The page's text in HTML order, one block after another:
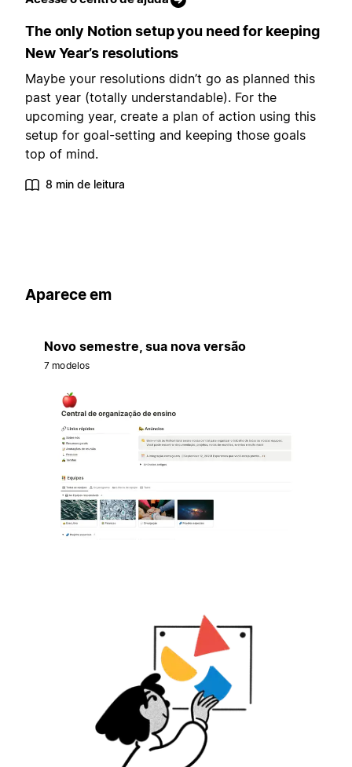
The only Notion setup you need for keeping
New Year’s resolutions
Maybe your resolutions didn’t go as planned this
past year (totally understandable). For the
upcoming year, create a plan of action using this
setup for goal-setting and keeping those goals
top of mind.
8 min de leitura
Aparece em
Novo semestre, sua nova versão
7 modelos